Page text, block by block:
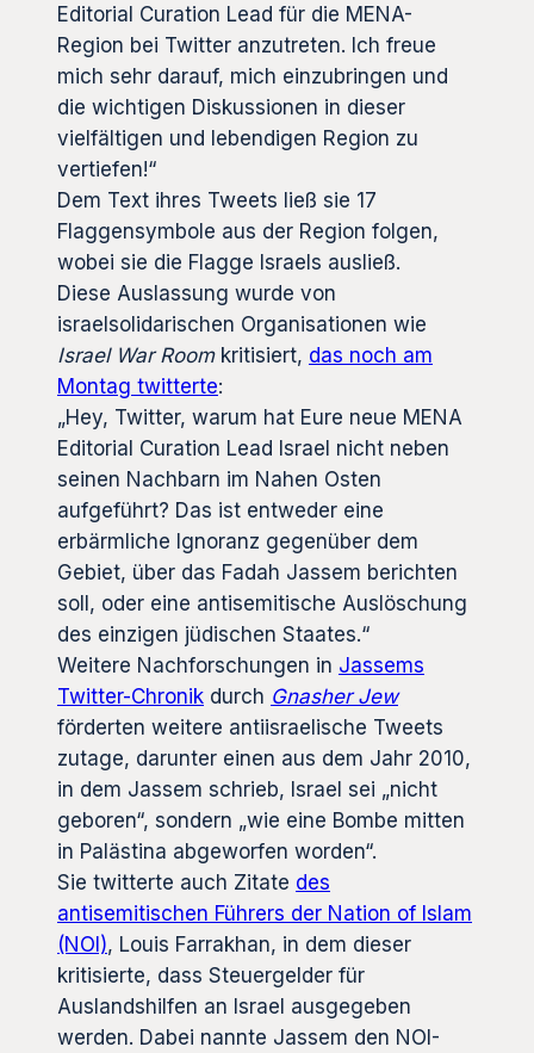
Editorial Curation Lead für die MENA-
Region bei Twitter anzutreten. Ich freue
mich sehr darauf, mich einzubringen und
die wichtigen Diskussionen in dieser
vielfältigen und lebendigen Region zu
vertiefen!“
Dem Text ihres Tweets ließ sie 17
Flaggensymbole aus der Region folgen,
wobei sie die Flagge Israels ausließ.
Diese Auslassung wurde von
israelsolidarischen Organisationen wie
Israel War Roomkritisiert, das noch am
Montag twitterte:
„Hey, Twitter, warum hat Eure neue MENA
Editorial Curation Lead Israel nicht neben
seinen Nachbarn im Nahen Osten
aufgeführt? Das ist entweder eine
erbärmliche Ignoranz gegenüber dem
Gebiet, über das Fadah Jassem berichten
soll, oder eine antisemitische Auslöschung
des einzigen jüdischen Staates.“
Weitere Nachforschungen in Jassems
Twitter-Chronik durch Gnasher Jew
förderten weitere antiisraelische Tweets
zutage, darunter einen aus dem Jahr 2010,
in dem Jassem schrieb, Israel sei „nicht
geboren“, sondern „wie eine Bombe mitten
in Palästina abgeworfen worden“.
Sie twitterte auch Zitate des
antisemitischen Führers der Nation of Islam
(NOI), Louis Farrakhan, in dem dieser
kritisierte, dass Steuergelder für
Auslandshilfen an Israel ausgegeben
werden. Dabei nannte Jassem den NOI-